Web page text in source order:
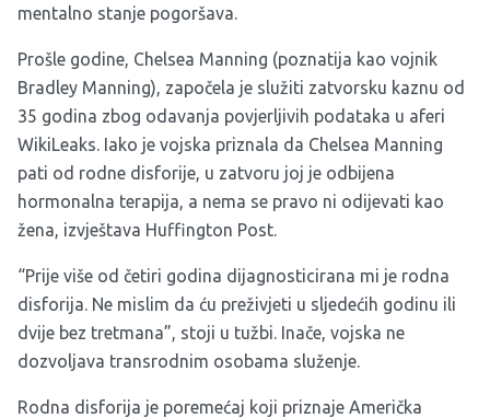
mentalno stanje pogoršava.
Prošle godine, Chelsea Manning (poznatija kao vojnik
Bradley Manning), započela je služiti zatvorsku kaznu od
35 godina zbog odavanja povjerljivih podataka u aferi
WikiLeaks. Iako je vojska priznala da Chelsea Manning
pati od rodne disforije, u zatvoru joj je odbijena
hormonalna terapija, a nema se pravo ni odijevati kao
žena, izvještava Huffington Post.
“Prije više od četiri godina dijagnosticirana mi je rodna
disforija. Ne mislim da ću preživjeti u sljedećih godinu ili
dvije bez tretmana”, stoji u tužbi. Inače, vojska ne
dozvoljava transrodnim osobama služenje.
Rodna disforija je poremećaj koji priznaje Američka